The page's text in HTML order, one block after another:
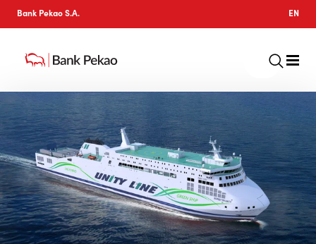
Bank Pekao S.A. EN